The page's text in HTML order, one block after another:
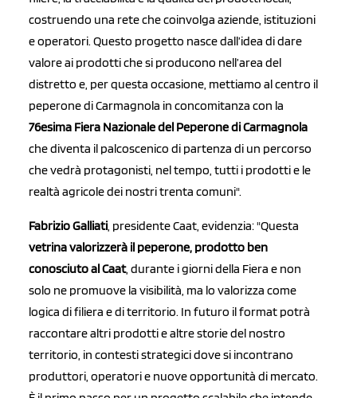
costruendo una rete che coinvolga aziende, istituzioni
e operatori. Questo progetto nasce dall’idea di dare
valore ai prodotti che si producono nell’area del
distretto e, per questa occasione, mettiamo al centro il
peperone di Carmagnola in concomitanza con la
76esima Fiera Nazionale del Peperone di Carmagnola
che diventa il palcoscenico di partenza di un percorso
che vedrà protagonisti, nel tempo, tutti i prodotti e le
realtà agricole dei nostri trenta comuni".
Fabrizio Galliati, presidente Caat, evidenzia: "Questa
vetrina valorizzerà il peperone, prodotto ben
conosciuto al Caat, durante i giorni della Fiera e non
solo ne promuove la visibilità, ma lo valorizza come
logica di filiera e di territorio. In futuro il format potrà
raccontare altri prodotti e altre storie del nostro
territorio, in contesti strategici dove si incontrano
produttori, operatori e nuove opportunità di mercato.